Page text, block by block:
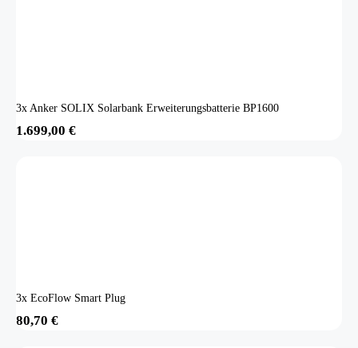
3x Anker SOLIX Solarbank Erweiterungsbatterie BP1600
1.699,00 €
3x EcoFlow Smart Plug
80,70 €